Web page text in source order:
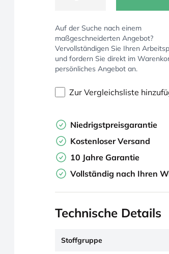
Auf der Suche nach einem
maßgeschneiderten Angebot?
Vervollständigen Sie Ihren
und fordern Sie direkt im
persönliches Angebot an.
Zur Vergleichsliste
Niedrigstpreisgarantie
Kostenloser Versand
10 Jahre Garantie
Vollständig nach Ihren
Technische Details
Stoffgruppe